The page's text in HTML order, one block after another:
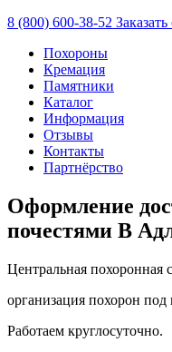
8 (800) 600-38-52
Похороны
Кремация
Памятники
Каталог
Информация
Отзывы
Контакты
Партнёрство
Оформление
почестями В
Центральная
организация похорон
Работаем круглосуточно.